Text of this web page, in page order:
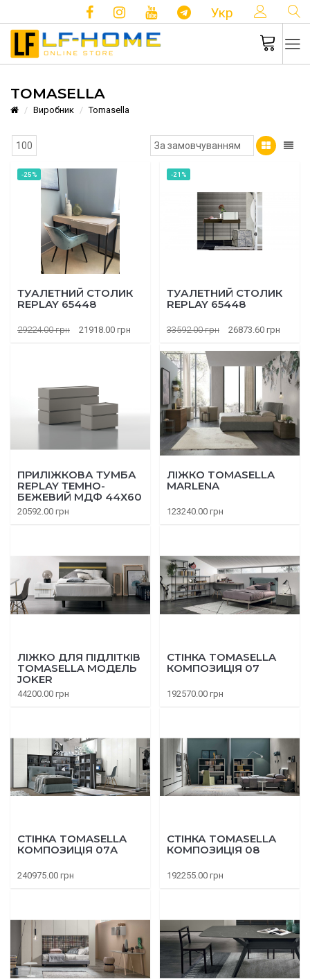
Укр
TOMASELLA
Виробник Tomasella
-25%
ТУАЛЕТНИЙ СТОЛИК
REPLAY 65448
29224.00 грн 21918.00 грн
-21%
ТУАЛЕТНИЙ СТОЛИК
REPLAY 65448
33592.00 грн 26873.60 грн
ПРИЛІЖКОВА ТУМБА
REPLAY ТЕМНО-
БЕЖЕВИЙ МДФ 44Х60
СМ
20592.00 грн
ЛІЖКО TOMASELLA
MARLENA
123240.00 грн
ЛІЖКО ДЛЯ ПІДЛІТКІВ
TOMASELLA МОДЕЛЬ
JOKER
44200.00 грн
СТІНКА TOMASELLA
КОМПОЗИЦІЯ 07
192570.00 грн
СТІНКА TOMASELLA
КОМПОЗИЦІЯ 07A
240975.00 грн
СТІНКА TOMASELLA
КОМПОЗИЦІЯ 08
192255.00 грн